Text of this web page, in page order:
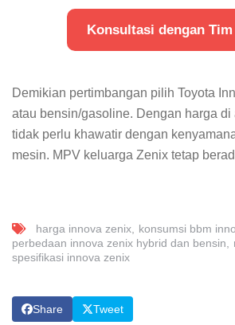
Konsultasi dengan Tim
Demikian pertimbangan pilih Toyota
atau bensin/gasoline. Dengan harga di
tidak perlu khawatir dengan
mesin. MPV keluarga Zenix tetap
harga innova zenix
konsumsi bbm
perbedaan innova zenix hybrid dan bensin
spesifikasi innova zenix
Share Tweet